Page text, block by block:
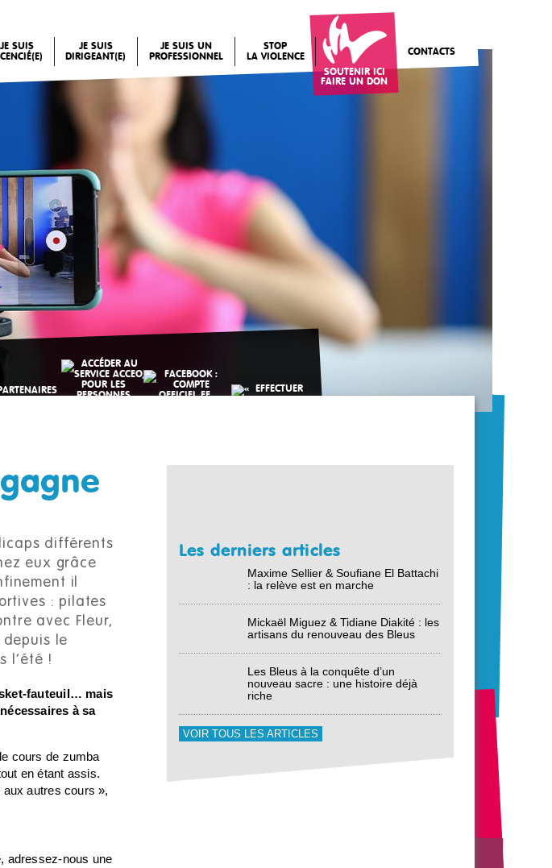
JE SUIS
JE SUIS
DIRIGEANT(E)
JE SUIS UN
PROFESSIONNEL
STOP
LA VIOLENCE
SOUTENIR ICI
FAIRE UN DON
CONTACTS
différents
eux grâce
il
: pilates
avec Fleur,
le
l’été !
fauteuil… mais
à sa
cours de zumba
en étant assis.
aux autres cours »,
adressez-nous une
Les derniers articles
Maxime Sellier & Soufiane El Battachi
: la relève est en marche
Mickaël Miguez & Tidiane Diakité : les
artisans du renouveau des Bleus
Les Bleus à la conquête d’un
nouveau sacre : une histoire déjà
riche
VOIR TOUS LES ARTICLES